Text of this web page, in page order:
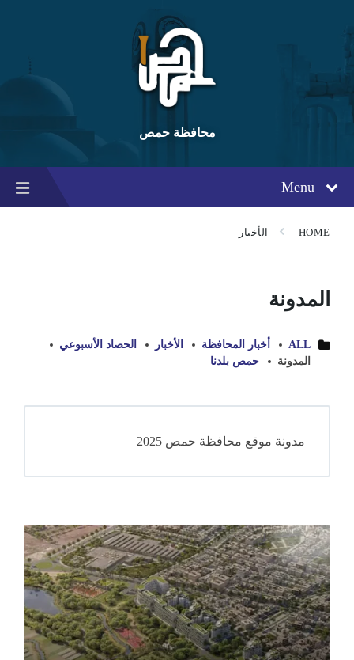
content
main
navigation
footer
محافظة حمص
Menu
HOME الأخبار
المدونة
ALL أخبار المحافظة الأخبار
الحصاد الأسبوعي
المدونة
حمص بلدنا
مدونة موقع محافظة حمص 2025
Read
More